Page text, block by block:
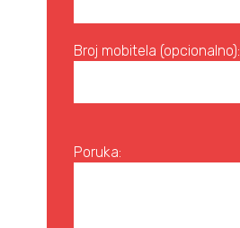
Broj mobitela (opcionalno):
Poruka: